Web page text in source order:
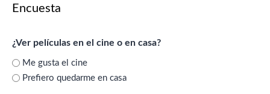
Encuesta
¿Ver películas en el cine o en casa?
Me gusta el cine
Prefiero quedarme en casa